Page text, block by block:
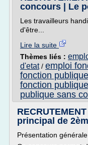
concours | Le
Les travailleurs
d'être...
Lire la suite
Thèmes liés :
d'etat/ emploi
fonction
fonction
publique sans
principal de
Présentation générale